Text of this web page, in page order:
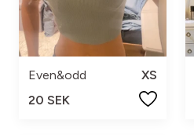
Even&odd
XS
20 SEK